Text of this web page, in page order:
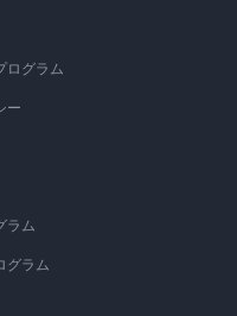
ログラム
ー
ラム
グラム